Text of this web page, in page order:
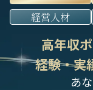
経営人材
高年収
経験・実
あ